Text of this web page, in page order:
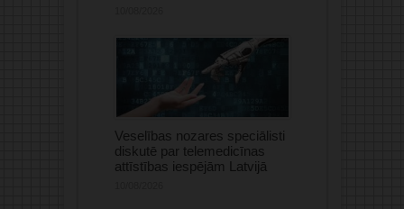
Veselības nozares speciālisti
diskutē par telemedicīnas
attīstības iespējām Latvijā